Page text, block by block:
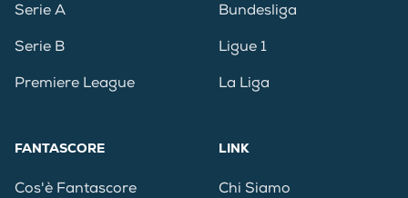
Serie A
Serie B
Premiere League
Bundesliga
Ligue 1
La Liga
FANTASCORE
Cos'è Fantascore
LINK
Chi Siamo